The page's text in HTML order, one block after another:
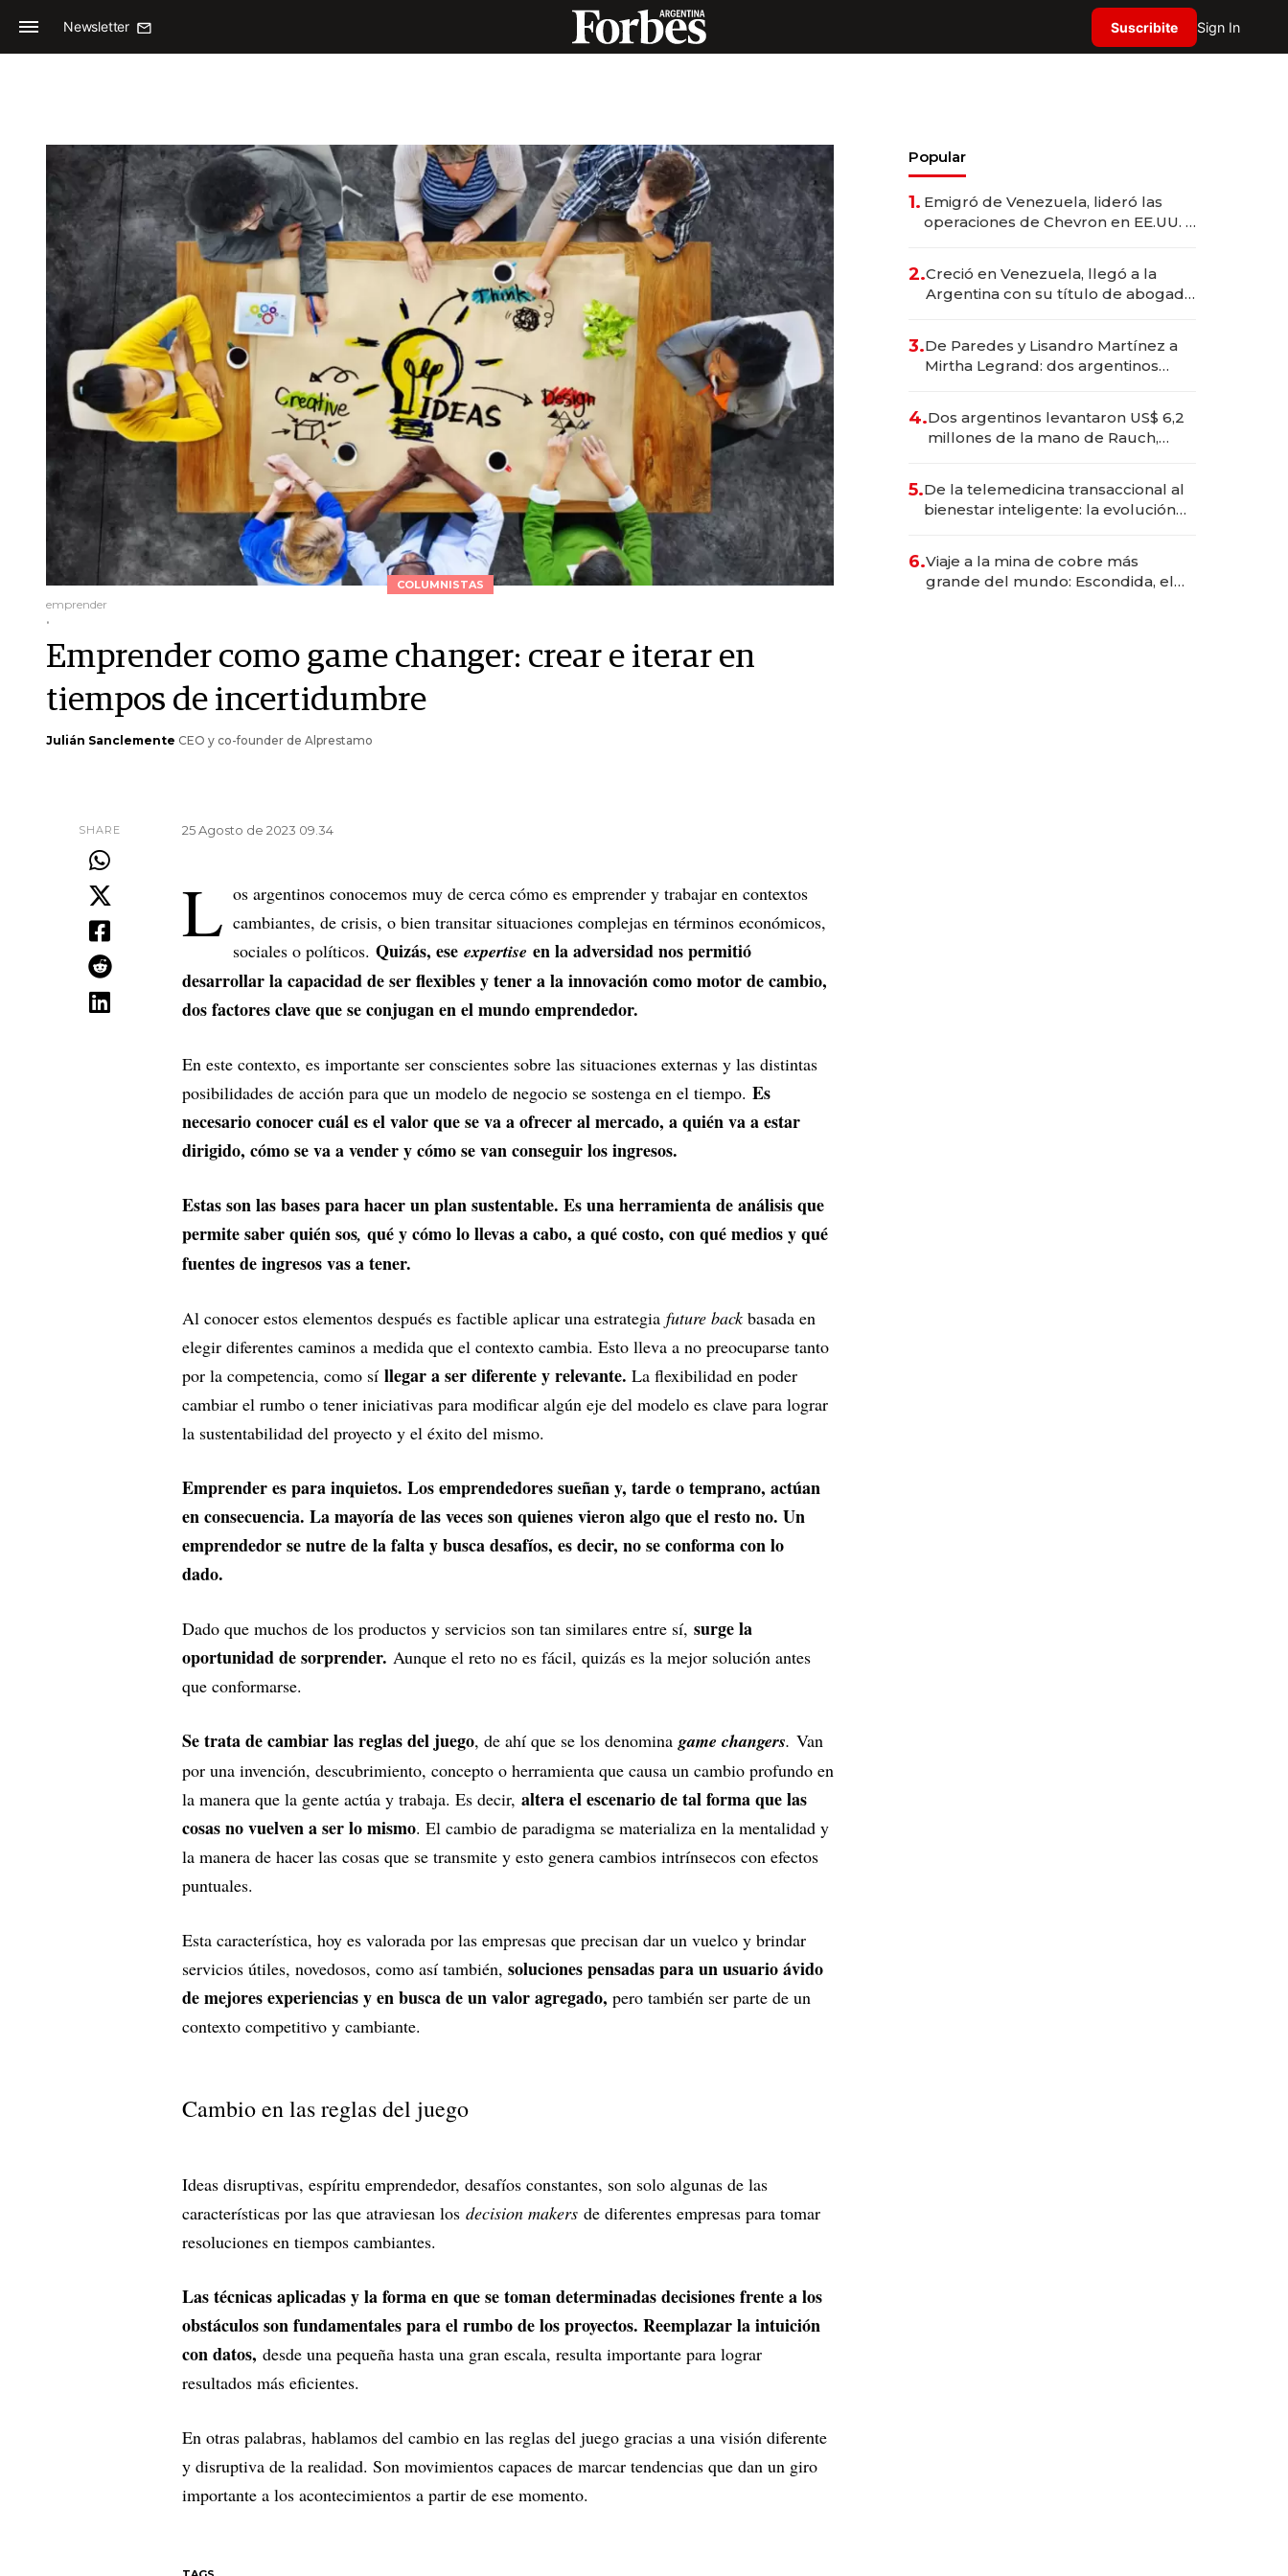
Newsletter Suscribite Sign In
COLUMNISTAS
emprender
.
Emprender como game changer: crear e iterar en
tiempos de incertidumbre
Julián Sanclemente CEO y co-founder de Alprestamo
SHARE 25 Agosto de 2023 09.34
L os argentinos conocemos muy de cerca cómo es emprender y trabajar en contextos
cambiantes, de crisis, o bien transitar situaciones complejas en términos económicos,
sociales o políticos. Quizás, ese expertise en la adversidad nos permitió
desarrollar la capacidad de ser flexibles y tener a la innovación como motor de cambio,
dos factores clave que se conjugan en el mundo emprendedor.
En este contexto, es importante ser conscientes sobre las situaciones externas y las distintas
posibilidades de acción para que un modelo de negocio se sostenga en el tiempo. Es
necesario conocer cuál es el valor que se va a ofrecer al mercado, a quién va a estar
dirigido, cómo se va a vender y cómo se van conseguir los ingresos.
Estas son las bases para hacer un plan sustentable. Es una herramienta de análisis que
permite saber quién sos, qué y cómo lo llevas a cabo, a qué costo, con qué medios y qué
fuentes de ingresos vas a tener.
Al conocer estos elementos después es factible aplicar una estrategia future backbasada en
elegir diferentes caminos a medida que el contexto cambia. Esto lleva a no preocuparse tanto
por la competencia, como sí llegar a ser diferente y relevante. La flexibilidad en poder
cambiar el rumbo o tener iniciativas para modificar algún eje del modelo es clave para lograr
la sustentabilidad del proyecto y el éxito del mismo.
Emprender es para inquietos. Los emprendedores sueñan y, tarde o temprano, actúan
en consecuencia. La mayoría de las veces son quienes vieron algo que el resto no. Un
emprendedor se nutre de la falta y busca desafíos, es decir, no se conforma con lo
dado.
Dado que muchos de los productos y servicios son tan similares entre sí, surge la
oportunidad de sorprender. Aunque el reto no es fácil, quizás es la mejor solución antes
que conformarse.
Se trata de cambiar las reglas del juego, de ahí que se los denomina game changers. Van
por una invención, descubrimiento, concepto o herramienta que causa un cambio profundo en
la manera que la gente actúa y trabaja. Es decir, altera el escenario de tal forma que las
cosas no vuelven a ser lo mismo. El cambio de paradigma se materializa en la mentalidad y
la manera de hacer las cosas que se transmite y esto genera cambios intrínsecos con efectos
puntuales.
Esta característica, hoy es valorada por las empresas que precisan dar un vuelco y brindar
servicios útiles, novedosos, como así también, soluciones pensadas para un usuario ávido
de mejores experiencias y en busca de un valor agregado, pero también ser parte de un
contexto competitivo y cambiante.
Cambio en las reglas del juego
Ideas disruptivas, espíritu emprendedor, desafíos constantes, son solo algunas de las
características por las que atraviesan los decision makers de diferentes empresas para tomar
resoluciones en tiempos cambiantes.
Las técnicas aplicadas y la forma en que se toman determinadas decisiones frente a los
obstáculos son fundamentales para el rumbo de los proyectos. Reemplazar la intuición
con datos, desde una pequeña hasta una gran escala, resulta importante para lograr
resultados más eficientes.
En otras palabras, hablamos del cambio en las reglas del juego gracias a una visión diferente
y disruptiva de la realidad. Son movimientos capaces de marcar tendencias que dan un giro
importante a los acontecimientos a partir de ese momento.
Popular
1. Emigró de Venezuela, lideró las
operaciones de Chevron en EE.UU. y
2.Creció en Venezuela, llegó a la
Argentina con su título de abogado
marcas "fast premium"
3.De Paredes y Lisandro Martínez a
Mirtha Legrand: dos argentinos
deportivo y el cuidado corporal
4.Dos argentinos levantaron US$ 6,2
millones de la mano de Rauch,
5.De la telemedicina transaccional al
bienestar inteligente: la evolución
6.Viaje a la mina de cobre más
grande del mundo: Escondida, el